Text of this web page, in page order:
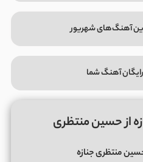
آهنگ‌های شهریور
آهنگ شما
از حسین منتظری
منتظری جنازه